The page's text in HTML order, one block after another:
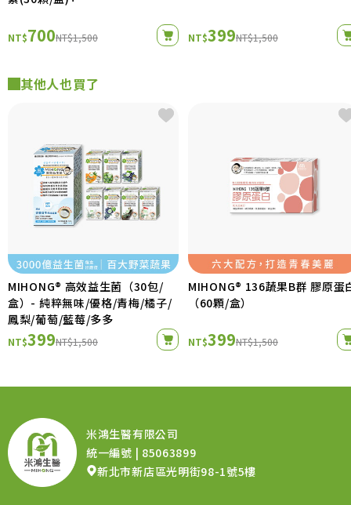
NT$700NT$1,500 NT$399NT$1,500
其他人也買了
MIHONG® 高效益生菌（30包/
盒）- 純粹無味/優格/青梅/橘子/
鳳梨/葡萄/藍莓/多多
NT$399NT$1,500
MIHONG® 136蔬果B群 膠原蛋
（60顆/盒）
NT$399NT$1,500
米鴻生醫有限公司
統一編號 | 85063899
新北市新店區光明街98-1號5樓